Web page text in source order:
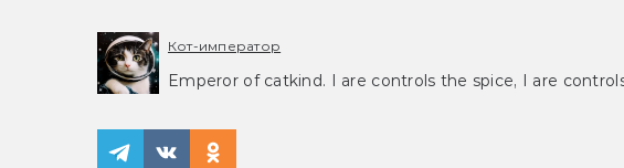
Кот-император
Emperor of catkind. I are controls the spice, I are